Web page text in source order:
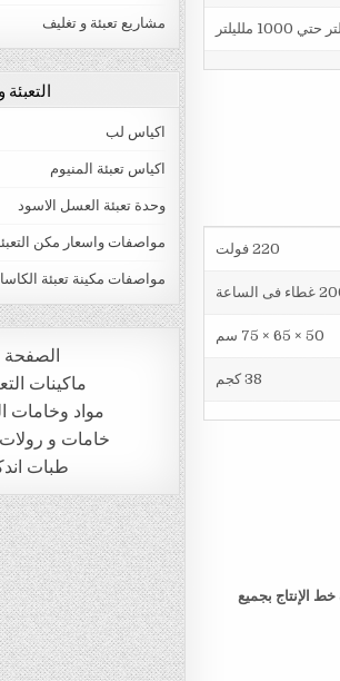
220 فولت
50 × 65 × 75 سم
38 كجم
الإنتاج بجميع
مشاريع تعبئة و تغليف
اكياس لب
اكياس تعبئة المنيوم
وحدة تعبئة العسل الاسود
مواصفات واسعار مكن
مواصفات مكينة تعبئة
الصفحة
ماكينات
مواد وخامات
خامات و
طبات